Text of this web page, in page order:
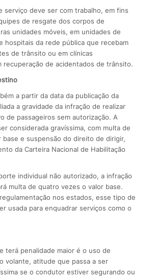
serviço deve ser com trabalho, em fins
de resgate dos corpos de
unidades móveis, em unidades de
hospitais da rede pública que recebam
de trânsito ou em clínicas
recuperação de acidentados de trânsito.
a partir da data da publicação da
a gravidade da infração de realizar
de passageiros sem autorização. A
considerada gravíssima, com multa de
base e suspensão do direito de dirigir,
da Carteira Nacional de Habilitação
individual não autorizado, a infração
multa de quatro vezes o valor base.
nos estados, esse tipo de
usada para enquadrar serviços como o
terá penalidade maior é o uso de
volante, atitude que passa a ser
se o condutor estiver segurando ou